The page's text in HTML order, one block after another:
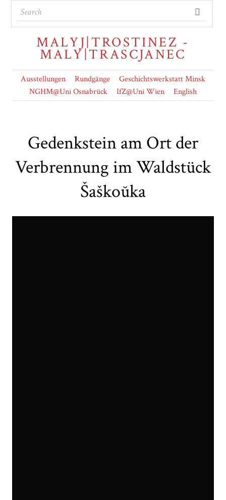
MALYJ|TROSTINEZ -
MALY|TRASCJANEC
Ausstellungen Rundgänge
Geschichtswerkstatt Minsk
NGHM@Uni Osnabrück
IfZ@Uni Wien English
Gedenkstein am Ort der
Verbrennung im Waldstück
Šaškoŭka